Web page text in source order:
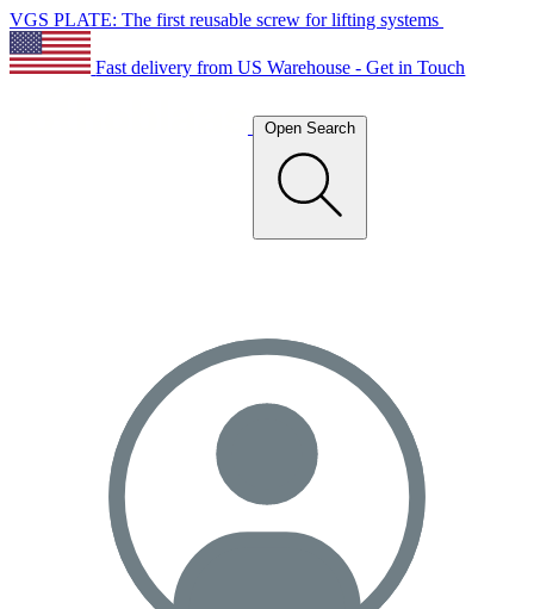
VGS PLATE: The first reusable screw for lifting systems
Fast delivery from US Warehouse - Get in Touch
Open Search